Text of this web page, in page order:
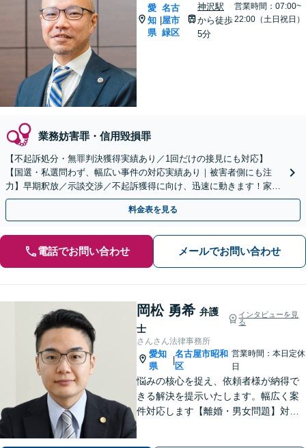
愛
知
県
名古
屋市
緑区
神沢駅
から徒歩
5分
営業時間：07:00~
22:00（土日祝日）
業務妨害罪・信用毀損罪
【不起訴処分・無罪判決獲得実績あり／1回だけの接見にも対応】
【国選・私選問わず、幅広い事件の対応実績あり｜被害者側にも注
力】早期釈放／示談交渉／不起訴獲得に向け、迅速に動きます！家族
が逮捕されたらご連絡を｜夜間・休日面談／徳重駅・神沢駅5分
料金表を見る
電話でお問い合わせ メールでお問い合わせ
岡松 勇希 弁護
士
インタビューを見
る
さんさん法律事務所
愛知
県
|
名古屋市昭和
区
営業時間：本日定休
日
悩みの核心を捉え、依頼者様が納得で
きる解決を提示いたします。幅広く案
件対応します【離婚・男女問題】対応